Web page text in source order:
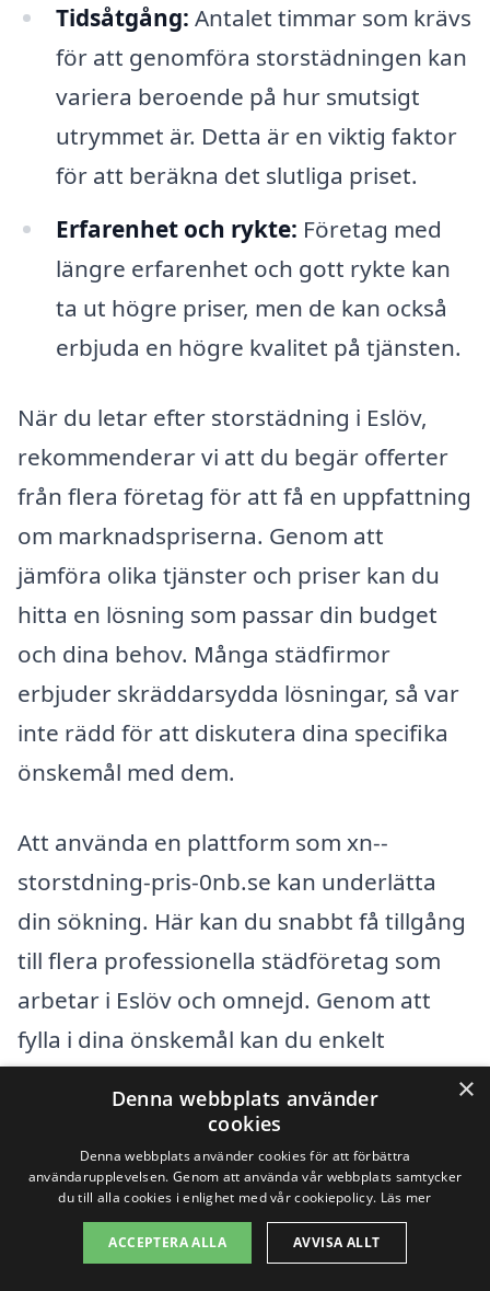
Tidsåtgång: Antalet timmar som krävs
för att genomföra storstädningen kan
variera beroende på hur smutsigt
utrymmet är. Detta är en viktig faktor
för att beräkna det slutliga priset.
Erfarenhet och rykte: Företag med
längre erfarenhet och gott rykte kan
ta ut högre priser, men de kan också
erbjuda en högre kvalitet på tjänsten.
När du letar efter storstädning i Eslöv,
rekommenderar vi att du begär offerter
från flera företag för att få en uppfattning
om marknadspriserna. Genom att
jämföra olika tjänster och priser kan du
hitta en lösning som passar din budget
och dina behov. Många städfirmor
erbjuder skräddarsydda lösningar, så var
inte rädd för att diskutera dina specifika
önskemål med dem.
Att använda en plattform som xn--
storstdning-pris-0nb.se kan underlätta
din sökning. Här kan du snabbt få tillgång
till flera professionella städföretag som
arbetar i Eslöv och omnejd. Genom att
fylla i dina önskemål kan du enkelt
vilket gör valet av städfirma mer
transparent och bekvämt.
Få 3 erbjudanden, gratis och utan
×
Denna webbplats använder
cookies
Denna webbplats använder cookies för att förbättra
användarupplevelsen. Genom att använda vår webbplats samtycker
du till alla cookies i enlighet med vår cookiepolicy. Läs mer
ACCEPTERA ALLA AVVISA ALLT